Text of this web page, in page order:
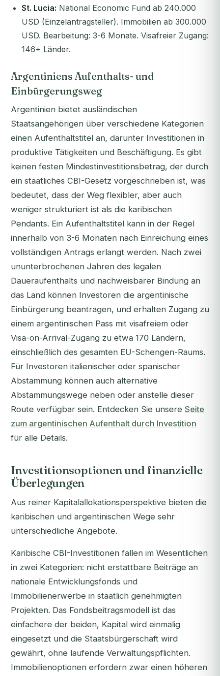
St. Lucia: National Economic Fund ab 240.000
USD (Einzelantragsteller). Immobilien ab 300.000
USD. Bearbeitung: 3-6 Monate. Visafreier Zugang:
146+ Länder.
Argentiniens Aufenthalts- und
Einbürgerungsweg
Argentinien bietet ausländischen
Staatsangehörigen über verschiedene Kategorien
einen Aufenthaltstitel an, darunter Investitionen in
produktive Tätigkeiten und Beschäftigung. Es gibt
keinen festen Mindestinvestitionsbetrag, der durch
ein staatliches CBI-Gesetz vorgeschrieben ist, was
bedeutet, dass der Weg flexibler, aber auch
weniger strukturiert ist als die karibischen
Pendants. Ein Aufenthaltstitel kann in der Regel
innerhalb von 3-6 Monaten nach Einreichung eines
vollständigen Antrags erlangt werden. Nach zwei
ununterbrochenen Jahren des legalen
Daueraufenthalts und nachweisbarer Bindung an
das Land können Investoren die argentinische
Einbürgerung beantragen, und erhalten Zugang zu
einem argentinischen Pass mit visafreiem oder
Visa-on-Arrival-Zugang zu etwa 170 Ländern,
einschließlich des gesamten EU-Schengen-Raums.
Für Investoren italienischer oder spanischer
Abstammung können auch alternative
Abstammungswege neben oder anstelle dieser
Route verfügbar sein. Entdecken Sie unsere Seite
zum argentinischen Aufenthalt durch Investition
für alle Details.
Investitionsoptionen und finanzielle
Überlegungen
Aus reiner Kapitalallokationsperspektive bieten die
karibischen und argentinischen Wege sehr
unterschiedliche Angebote.
Karibische CBI-Investitionen fallen im Wesentlichen
in zwei Kategorien: nicht erstattbare Beiträge an
nationale Entwicklungsfonds und
Immobilienerwerbe in staatlich genehmigten
Projekten. Das Fondsbeitragsmodell ist das
einfachere der beiden, Kapital wird einmalig
eingesetzt und die Staatsbürgerschaft wird
gewährt, ohne laufende Verwaltungspflichten.
Immobilienoptionen erfordern zwar einen höheren